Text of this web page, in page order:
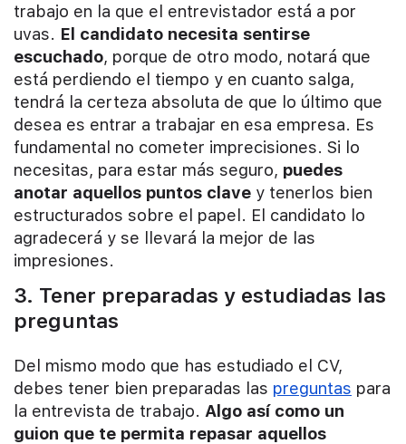
trabajo en la que el entrevistador está a por
uvas. El candidato necesita sentirse
escuchado, porque de otro modo, notará que
está perdiendo el tiempo y en cuanto salga,
tendrá la certeza absoluta de que lo último que
desea es entrar a trabajar en esa empresa. Es
fundamental no cometer imprecisiones. Si lo
necesitas, para estar más seguro, puedes
anotar aquellos puntos clave y tenerlos bien
estructurados sobre el papel. El candidato lo
agradecerá y se llevará la mejor de las
impresiones.
3. Tener preparadas y estudiadas las
preguntas
Del mismo modo que has estudiado el CV,
debes tener bien preparadas las preguntas para
la entrevista de trabajo. Algo así como un
guion que te permita repasar aquellos